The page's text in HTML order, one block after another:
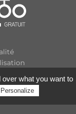
droits réservés
what you want to
Personalize